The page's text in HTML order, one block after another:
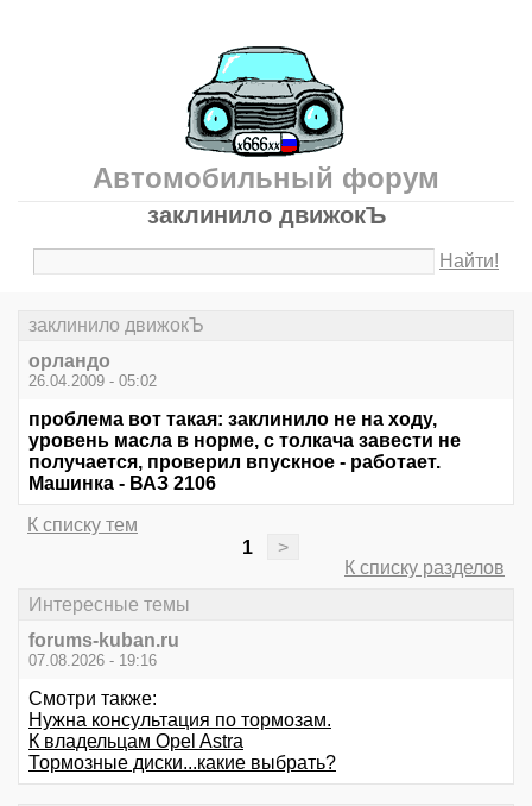
Автомобильный форум
заклинило движокЪ
Найти!
заклинило движокЪ
орландо
26.04.2009 - 05:02
проблема вот такая: заклинило не на ходу,
уровень масла в норме, с толкача завести не
получается, проверил впускное - работает.
Машинка - ВАЗ 2106
К списку тем
1
>
К списку разделов
Интересные темы
forums-kuban.ru
07.08.2026 - 19:16
Смотри также:
Нужна консультация по тормозам.
К владельцам Opel Astra
Тормозные диски...какие выбрать?